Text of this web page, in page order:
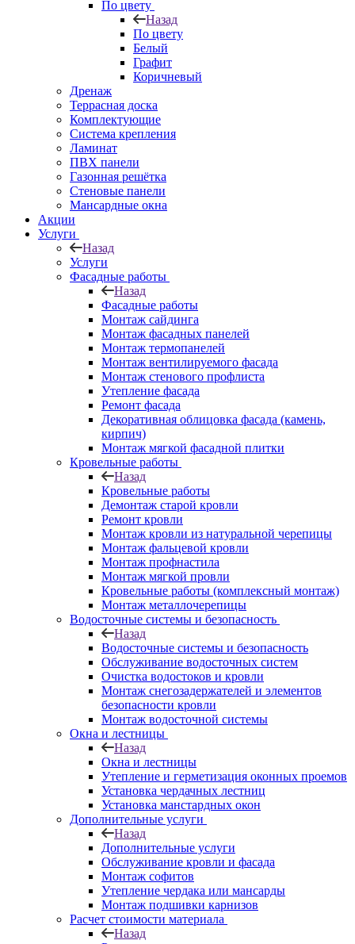
По цвету
Назад
По цвету
Белый
Графит
Коричневый
Дренаж
Террасная доска
Комплектующие
Система крепления
Ламинат
ПВХ панели
Газонная решётка
Стеновые панели
Мансардные окна
Акции
Услуги
Назад
Услуги
Фасадные работы
Назад
Фасадные работы
Монтаж сайдинга
Монтаж фасадных панелей
Монтаж термопанелей
Монтаж вентилируемого фасада
Монтаж стенового профлиста
Утепление фасада
Ремонт фасада
Декоративная облицовка фасада (камень,
кирпич)
Монтаж мягкой фасадной плитки
Кровельные работы
Назад
Кровельные работы
Демонтаж старой кровли
Ремонт кровли
Монтаж кровли из натуральной черепицы
Монтаж фальцевой кровли
Монтаж профнастила
Монтаж мягкой провли
Кровельные работы (комплексный монтаж)
Монтаж металлочерепицы
Водосточные системы и безопасность
Назад
Водосточные системы и безопасность
Обслуживание водосточных систем
Очистка водостоков и кровли
Монтаж снегозадержателей и элементов
безопасности кровли
Монтаж водосточной системы
Окна и лестницы
Назад
Окна и лестницы
Утепление и герметизация оконных проемов
Установка чердачных лестниц
Установка манстардных окон
Дополнительные услуги
Назад
Дополнительные услуги
Обслуживание кровли и фасада
Монтаж софитов
Утепление чердака или мансарды
Монтаж подшивки карнизов
Расчет стоимости материала
Назад